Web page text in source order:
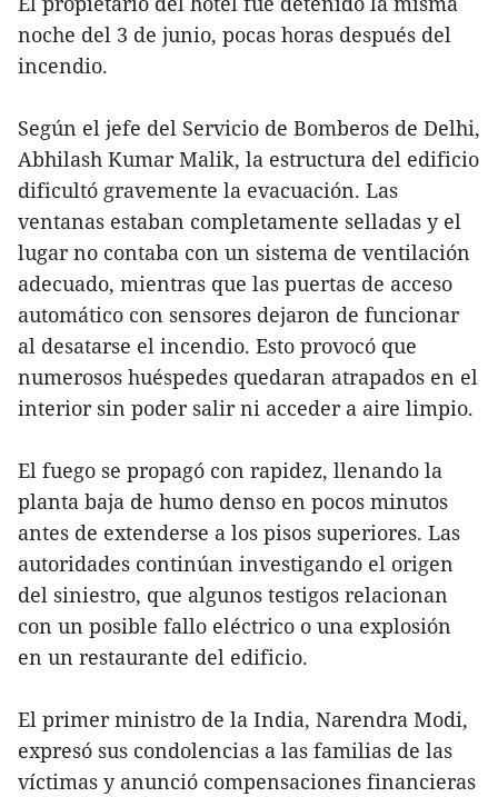
noche del 3 de junio, pocas horas después del
incendio.
Según el jefe del Servicio de Bomberos de Delhi,
Abhilash Kumar Malik, la estructura del edificio
dificultó gravemente la evacuación. Las
ventanas estaban completamente selladas y el
lugar no contaba con un sistema de ventilación
adecuado, mientras que las puertas de acceso
automático con sensores dejaron de funcionar
al desatarse el incendio. Esto provocó que
numerosos huéspedes quedaran atrapados en el
interior sin poder salir ni acceder a aire limpio.
El fuego se propagó con rapidez, llenando la
planta baja de humo denso en pocos minutos
antes de extenderse a los pisos superiores. Las
autoridades continúan investigando el origen
del siniestro, que algunos testigos relacionan
con un posible fallo eléctrico o una explosión
en un restaurante del edificio.
El primer ministro de la India, Narendra Modi,
expresó sus condolencias a las familias de las
víctimas y anunció compensaciones financieras